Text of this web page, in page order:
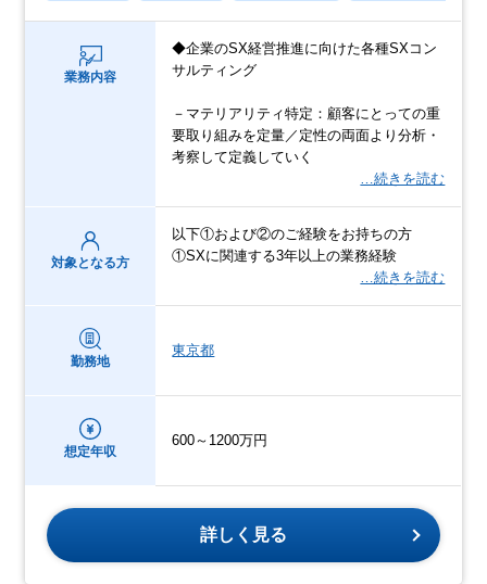
業務内容
◆企業のSX経営推進に向けた各種SXコン
サルティング
－マテリアリティ特定：顧客にとっての重
要取り組みを定量／定性の両面より分析・
考察して定義していく
…続きを読む
対象となる方
以下①および②のご経験をお持ちの方
①SXに関連する3年以上の業務経験
…続きを読む
勤務地
東京都
想定年収
600～1200万円
詳しく見る